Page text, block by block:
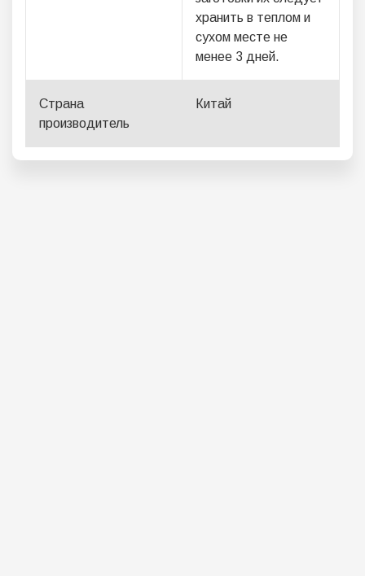
хранить в теплом и
сухом месте не
менее 3 дней.
Страна
производитель
Китай